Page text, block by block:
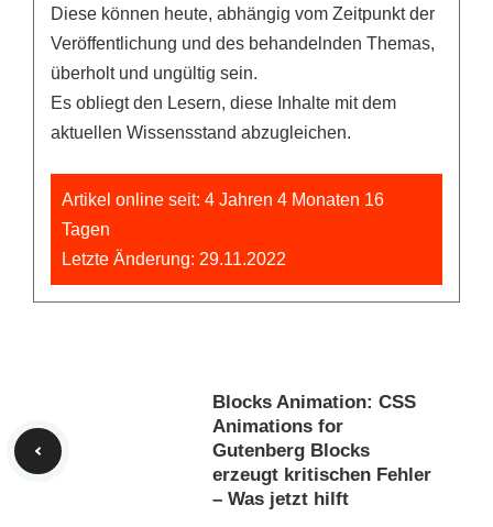
Diese können heute, abhängig vom Zeitpunkt der
Veröffentlichung und des behandelnden Themas,
überholt und ungültig sein.
Es obliegt den Lesern, diese Inhalte mit dem
aktuellen Wissensstand abzugleichen.
Artikel online seit: 4 Jahren 4 Monaten 16
Tagen
Letzte Änderung: 29.11.2022
Blocks Animation: CSS
Animations for
Gutenberg Blocks
erzeugt kritischen Fehler
– Was jetzt hilft